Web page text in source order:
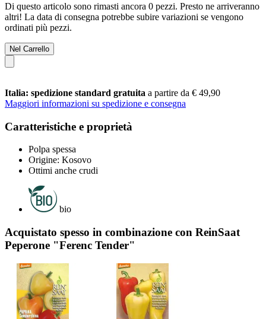
Di questo articolo sono rimasti ancora 0 pezzi. Presto ne arriveranno
altri! La data di consegna potrebbe subire variazioni se vengono
ordinati più pezzi.
Nel Carrello
Italia: spedizione standard gratuita a partire da € 49,90
Maggiori informazioni su spedizione e consegna
Caratteristiche e proprietà
Polpa spessa
Origine: Kosovo
Ottimi anche crudi
bio
Acquistato spesso in combinazione con ReinSaat
Peperone "Ferenc Tender"